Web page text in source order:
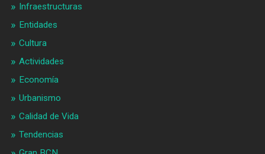
Infraestructuras
Entidades
Cultura
Actividades
Economía
Urbanismo
Calidad de Vida
Tendencias